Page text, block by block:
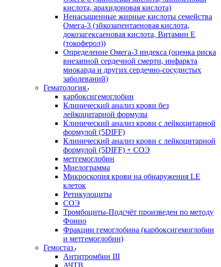
кислота, арахидоновая кислота)
Ненасыщенные жирные кислоты семейства
Омега-3 (эйкозапентаеновая кислота,
докозагексаеновая кислота, Витамин E
(токоферол))
Определение Омега-3 индекса (оценка риска
внезапной сердечной смерти, инфаркта
миокарда и других сердечно-сосудистых
заболеваний)
Гематология
карбоксигемоглобин
Клинический анализ крови без
лейкоцитарной формулы
Клинический анализ крови с лейкоцитарной
формулой (5DIFF)
Клинический анализ крови с лейкоцитарной
формулой (5DIFF) + СОЭ
метгемоглобин
Миелограмма
Микроскопия крови на обнаружения LE
клеток
Ретикулоциты
СОЭ
Тромбоциты-Подсчёт произведен по методу
Фонио
Фракции гемоглобина (карбоксигемоглобин
и метгемоглобин)
Гемостаз
Антитромбин III
АЧТВ